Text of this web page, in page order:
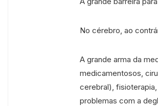
No cérebro, ao
A grande arma da
medicamentosos,
cerebral),
problemas com a